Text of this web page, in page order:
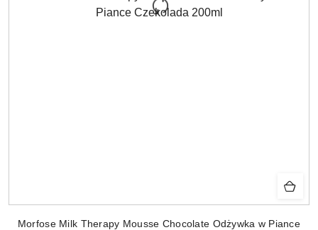
Morfose Milk Therapy Mousse Chocolate Odżywka w Piance